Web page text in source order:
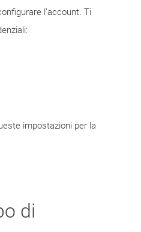
l’account. Ti
impostazioni per la
di